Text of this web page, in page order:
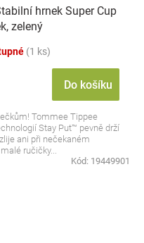
hrnek Super Cup
zelený
(1 ks)
Do košíku
Tommee Tippee
Stay Put™ pevně drží
ani při nečekaném
ručičky...
Kód: 19449901